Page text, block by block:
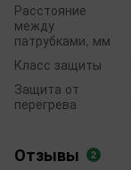
Расстояние
между
патрубками, мм
Класс защиты
Защита от
перегрева
Отзывы 2